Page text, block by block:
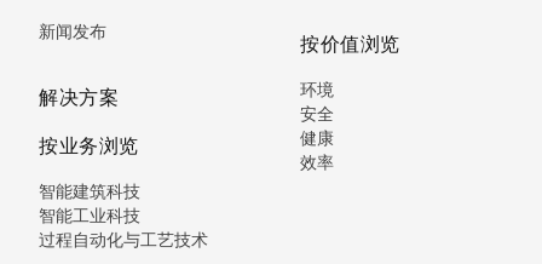
新闻发布
解决方案
按业务浏览
智能建筑科技
智能工业科技
过程自动化与工艺技术
按价值浏览
环境
安全
健康
效率